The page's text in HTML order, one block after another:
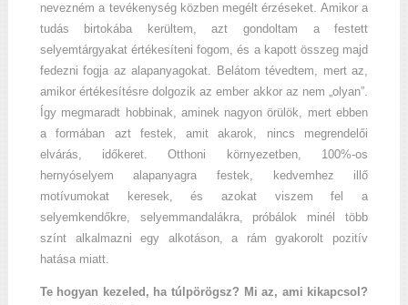
nevezném a tevékenység közben megélt érzéseket. Amikor a
tudás birtokába kerültem, azt gondoltam a festett
selyemtárgyakat értékesíteni fogom, és a kapott összeg majd
fedezni fogja az alapanyagokat. Belátom tévedtem, mert az,
amikor értékesítésre dolgozik az ember akkor az nem „olyan”.
Így megmaradt hobbinak, aminek nagyon örülök, mert ebben
a formában azt festek, amit akarok, nincs megrendelői
elvárás, időkeret. Otthoni környezetben, 100%-os
hernyóselyem alapanyagra festek, kedvemhez illő
motívumokat keresek, és azokat viszem fel a
selyemkendőkre, selyemmandalákra, próbálok minél több
színt alkalmazni egy alkotáson, a rám gyakorolt pozitív
hatása miatt.
Te hogyan kezeled, ha túlpörögsz? Mi az, ami kikapcsol?